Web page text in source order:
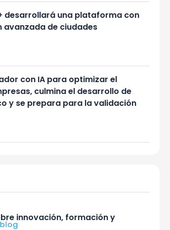
desarrollará una plataforma con
avanzada de ciudades
con IA para optimizar el
culmina el desarrollo de
y se prepara para la validación
innovación, formación y